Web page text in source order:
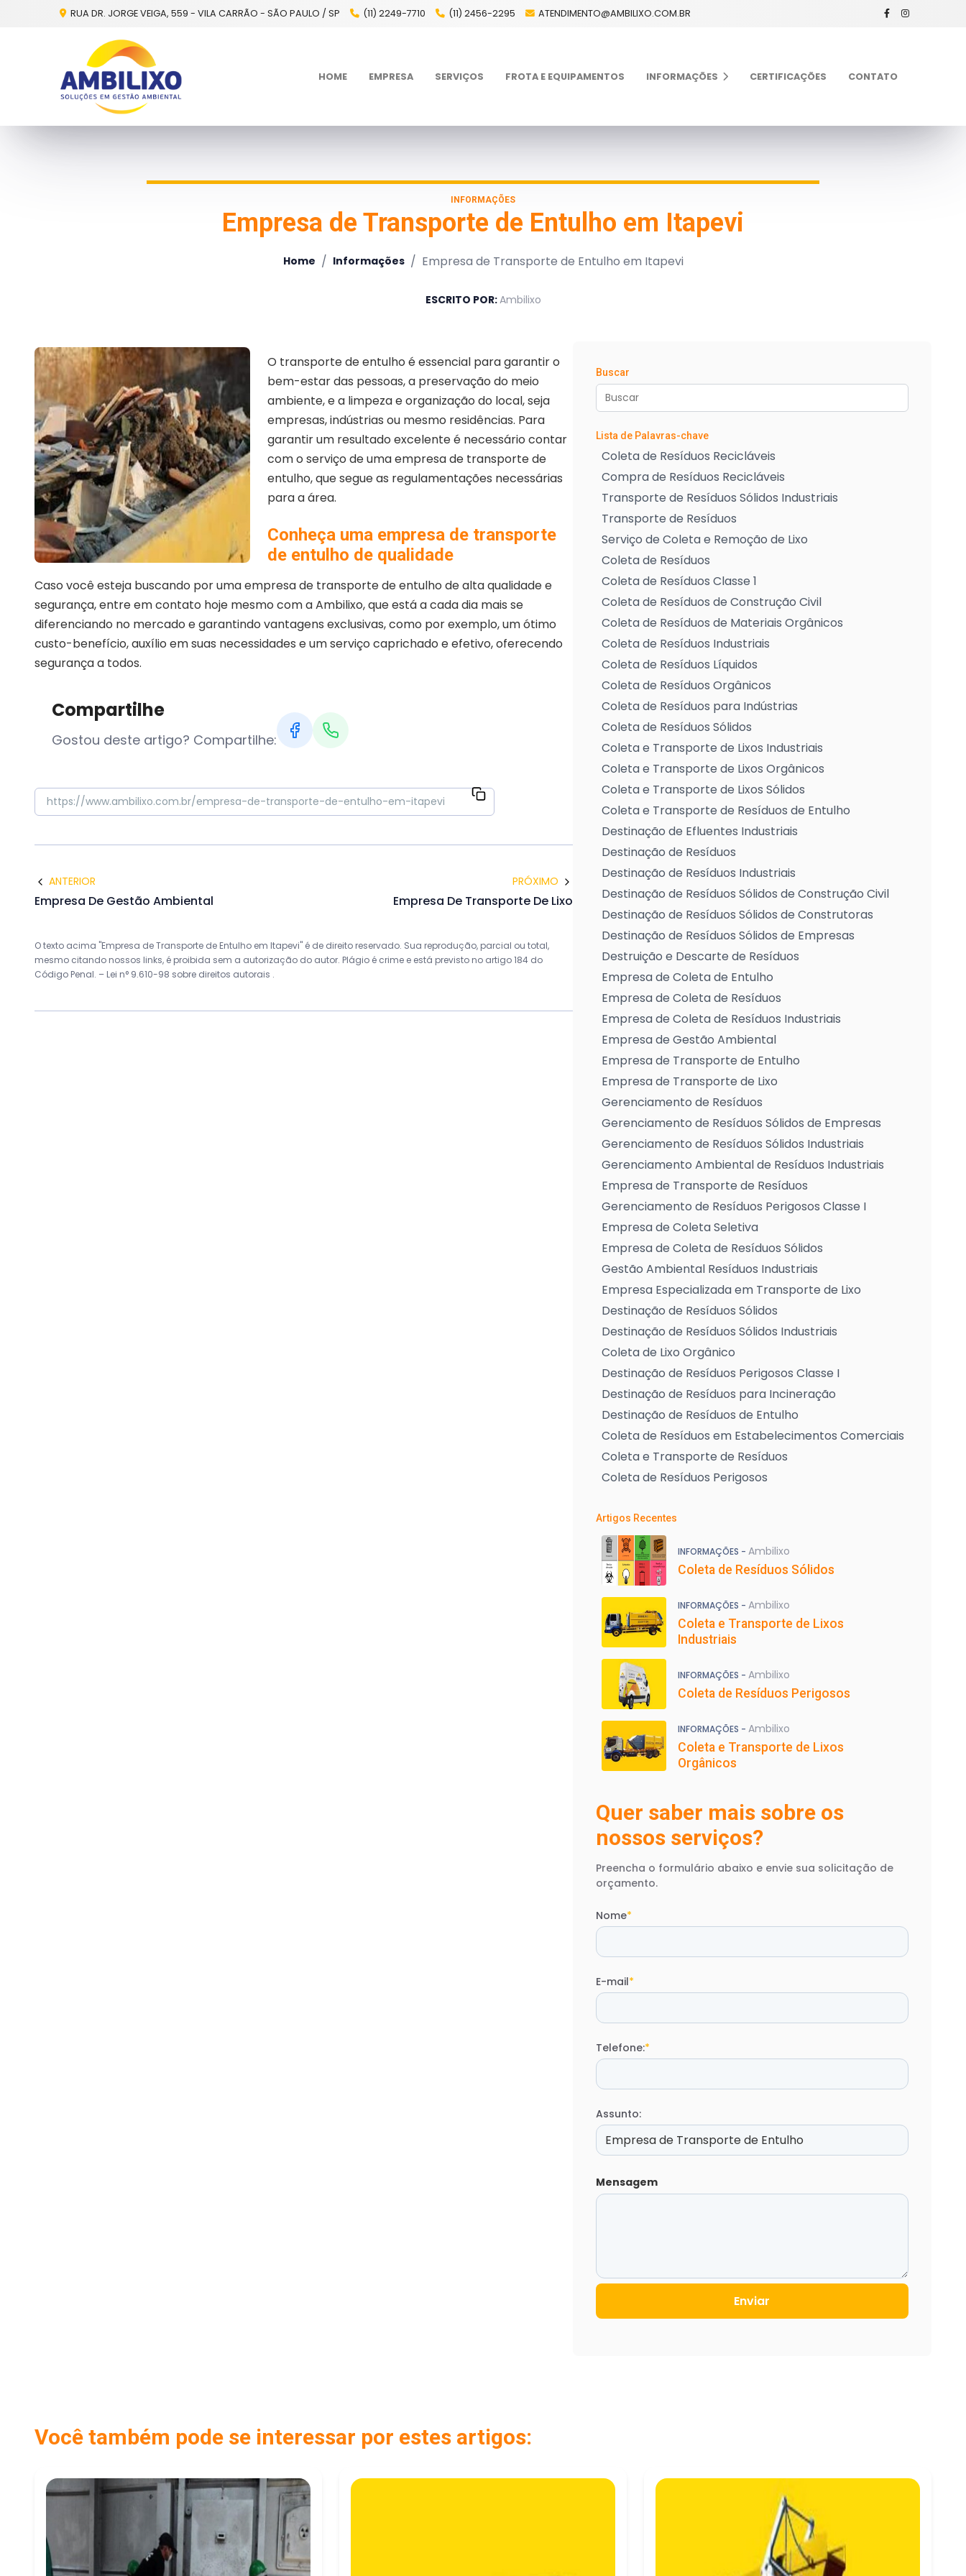
RUA DR. JORGE VEIGA, 559 - VILA CARRÃO - SÃO PAULO / SP (11) 2249-7710 (11) 2456-2295 ATENDIMENTO@AMBILIXO.COM.BR
HOME EMPRESA SERVIÇOS FROTA E EQUIPAMENTOS INFORMAÇÕES CERTIFICAÇÕES CONTATO
INFORMAÇÕES
Empresa de Transporte de Entulho em Itapevi
Home / Informações / Empresa de Transporte de Entulho em Itapevi
ESCRITO POR:Ambilixo
O transporte de entulho é essencial para garantir o
bem-estar das pessoas, a preservação do meio
ambiente, e a limpeza e organização do local, seja
empresas, indústrias ou mesmo residências. Para
garantir um resultado excelente é necessário contar
com o serviço de uma empresa de transporte de
entulho, que segue as regulamentações necessárias
para a área.
Conheça uma empresa de transporte
de entulho de qualidade
Caso você esteja buscando por uma empresa de transporte de entulho de alta qualidade e
segurança, entre em contato hoje mesmo com a Ambilixo, que está a cada dia mais se
diferenciando no mercado e garantindo vantagens exclusivas, como por exemplo, um ótimo
custo-benefício, auxílio em suas necessidades e um serviço caprichado e efetivo, oferecendo
segurança a todos.
Compartilhe
Gostou deste artigo? Compartilhe:
ANTERIOR
Empresa De Gestão Ambiental
PRÓXIMO
Empresa De Transporte De Lixo
O texto acima "Empresa de Transporte de Entulho em Itapevi" é de direito reservado. Sua reprodução, parcial ou total,
mesmo citando nossos links, é proibida sem a autorização do autor. Plágio é crime e está previsto no artigo 184 do
Código Penal. – Lei n° 9.610-98 sobre direitos autorais .
Buscar
Lista de Palavras-chave
Coleta de Resíduos Recicláveis
Compra de Resíduos Recicláveis
Transporte de Resíduos Sólidos Industriais
Transporte de Resíduos
Serviço de Coleta e Remoção de Lixo
Coleta de Resíduos
Coleta de Resíduos Classe 1
Coleta de Resíduos de Construção Civil
Coleta de Resíduos de Materiais Orgânicos
Coleta de Resíduos Industriais
Coleta de Resíduos Líquidos
Coleta de Resíduos Orgânicos
Coleta de Resíduos para Indústrias
Coleta de Resíduos Sólidos
Coleta e Transporte de Lixos Industriais
Coleta e Transporte de Lixos Orgânicos
Coleta e Transporte de Lixos Sólidos
Coleta e Transporte de Resíduos de Entulho
Destinação de Efluentes Industriais
Destinação de Resíduos
Destinação de Resíduos Industriais
Destinação de Resíduos Sólidos de Construção Civil
Destinação de Resíduos Sólidos de Construtoras
Destinação de Resíduos Sólidos de Empresas
Destruição e Descarte de Resíduos
Empresa de Coleta de Entulho
Empresa de Coleta de Resíduos
Empresa de Coleta de Resíduos Industriais
Empresa de Gestão Ambiental
Empresa de Transporte de Entulho
Empresa de Transporte de Lixo
Gerenciamento de Resíduos
Gerenciamento de Resíduos Sólidos de Empresas
Gerenciamento de Resíduos Sólidos Industriais
Gerenciamento Ambiental de Resíduos Industriais
Empresa de Transporte de Resíduos
Gerenciamento de Resíduos Perigosos Classe I
Empresa de Coleta Seletiva
Empresa de Coleta de Resíduos Sólidos
Gestão Ambiental Resíduos Industriais
Empresa Especializada em Transporte de Lixo
Destinação de Resíduos Sólidos
Destinação de Resíduos Sólidos Industriais
Coleta de Lixo Orgânico
Destinação de Resíduos Perigosos Classe I
Destinação de Resíduos para Incineração
Destinação de Resíduos de Entulho
Coleta de Resíduos em Estabelecimentos Comerciais
Coleta e Transporte de Resíduos
Coleta de Resíduos Perigosos
Artigos Recentes
INFORMAÇÕES - Ambilixo
Coleta de Resíduos Sólidos
INFORMAÇÕES - Ambilixo
Coleta e Transporte de Lixos
Industriais
INFORMAÇÕES - Ambilixo
Coleta de Resíduos Perigosos
INFORMAÇÕES - Ambilixo
Coleta e Transporte de Lixos
Orgânicos
Quer saber mais sobre os
nossos serviços?
Preencha o formulário abaixo e envie sua solicitação de
orçamento.
Nome*
E-mail*
Telefone:*
Assunto:
Mensagem
Enviar
Você também pode se interessar por estes artigos: